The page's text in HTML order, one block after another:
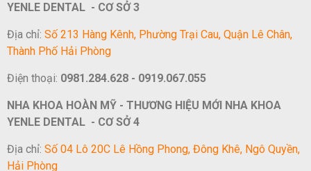
YENLE DENTAL - CƠ SỞ 3
Địa chỉ: Số 213 Hàng Kênh, Phường Trại Cau, Quận Lê Chân,
Thành Phố Hải Phòng
Điện thoại: 0981.284.628 - 0919.067.055
NHA KHOA HOÀN MỸ - THƯƠNG HIỆU MỚI NHA KHOA
YENLE DENTAL - CƠ SỞ 4
Địa chỉ: Số 04 Lô 20C Lê Hồng Phong, Đông Khê, Ngô Quyền,
Hải Phòng